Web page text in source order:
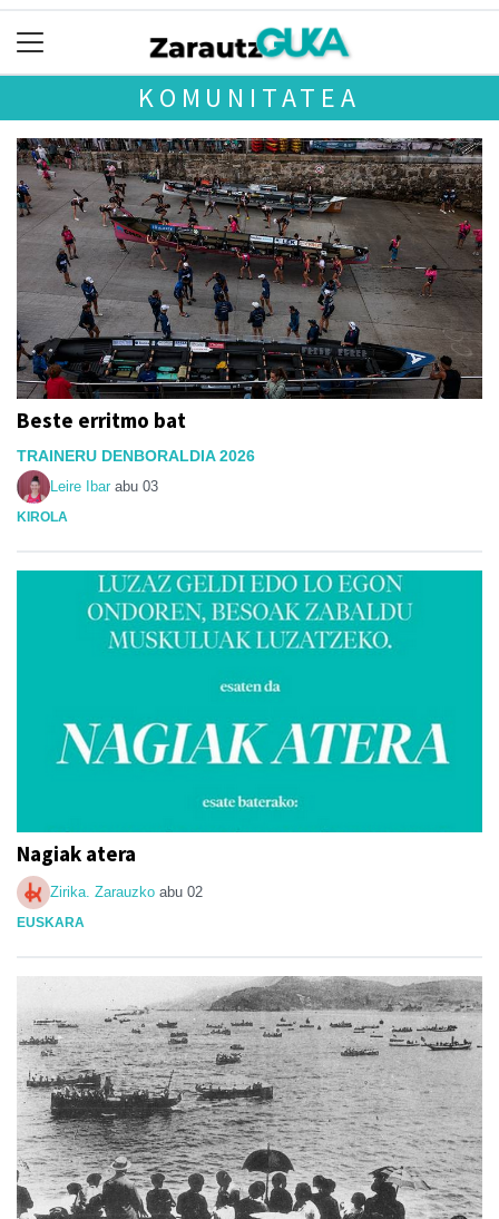
KOMUNITATEA
Beste erritmo bat
TRAINERU DENBORALDIA 2026
Leire Ibar abu 03
KIROLA
Nagiak atera
Zirika. Zarauzko abu 02
EUSKARA